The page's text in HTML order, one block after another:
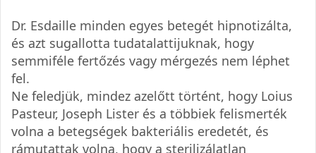
Dr. Esdaille minden egyes betegét hipnotizálta,
és azt sugallotta tudatalattijuknak, hogy
semmiféle fertőzés vagy mérgezés nem léphet
fel.
Ne feledjük, mindez azelőtt történt, hogy Loius
Pasteur, Joseph Lister és a többiek felismerték
volna a betegségek bakteriális eredetét, és
rámutattak volna, hogy a sterilizálatlan